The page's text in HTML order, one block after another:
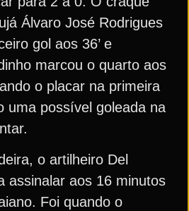
Álvaro José Rodrigues
gol aos 36’ e
marcou o quarto aos
o placar na primeira
uma possível goleada na
o artilheiro Del
assinalar aos 16 minutos
Foi quando o